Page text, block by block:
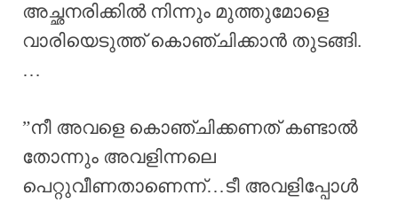
അച്ഛനരിക്കിൽ നിന്നും മുത്തുമോളെ
വാരിയെടുത്ത് കൊഞ്ചിക്കാൻ തുടങ്ങി.
…
”നീ അവളെ കൊഞ്ചിക്കണത് കണ്ടാൽ
തോന്നും അവളിന്നലെ
പെറ്റുവീണതാണെന്ന്…ടീ അവളിപ്പോൾ